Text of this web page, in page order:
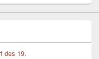
des 19.